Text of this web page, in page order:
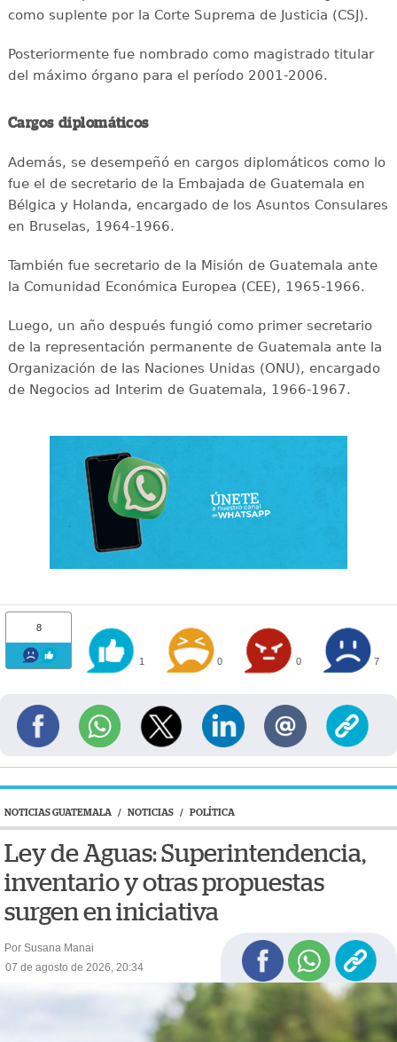
como suplente por la Corte Suprema de Justicia (CSJ).
Posteriormente fue nombrado como magistrado titular
del máximo órgano para el período 2001-2006.
Cargos diplomáticos
Además, se desempeñó en cargos diplomáticos como lo
fue el de secretario de la Embajada de Guatemala en
Bélgica y Holanda, encargado de los Asuntos Consulares
en Bruselas, 1964-1966.
También fue secretario de la Misión de Guatemala ante
la Comunidad Económica Europea (CEE), 1965-1966.
Luego, un año después fungió como primer secretario
de la representación permanente de Guatemala ante la
Organización de las Naciones Unidas (ONU), encargado
de Negocios ad Interim de Guatemala, 1966-1967.
8
1 0 0 7
NOTICIAS GUATEMALA / NOTICIAS / POLÍTICA
Ley de Aguas: Superintendencia,
inventario y otras propuestas
surgen en iniciativa
Por Susana Manai
07 de agosto de 2026, 20:34